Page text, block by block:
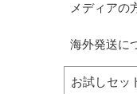
メディアの
海外発送に
お試しセッ